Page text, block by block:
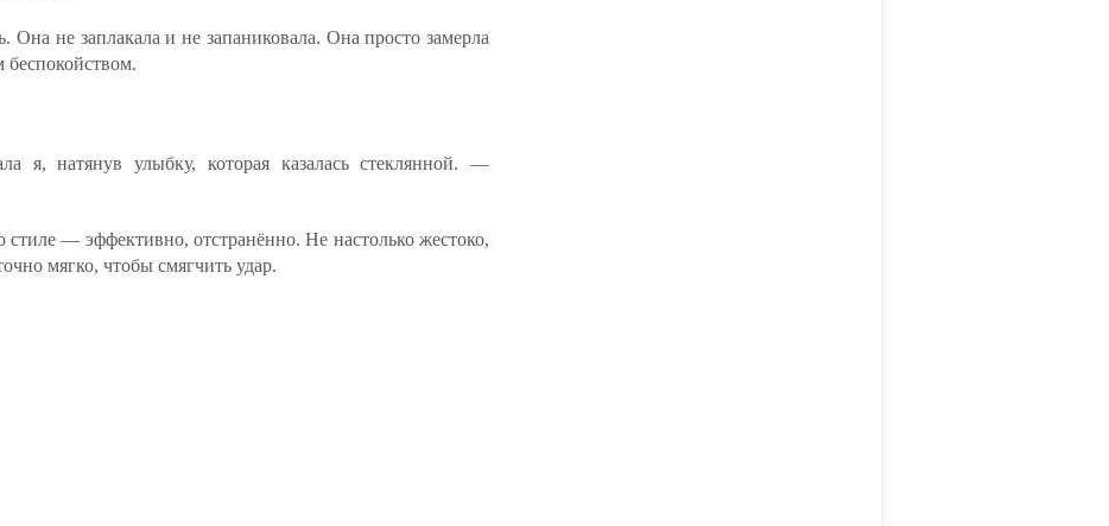
Она не заплакала и не запаниковала. Она просто замерла
беспокойством.
я, натянув улыбку, которая казалась стеклянной. —
— эффективно, отстранённо. Не настолько жестоко,
мягко, чтобы смягчить удар.